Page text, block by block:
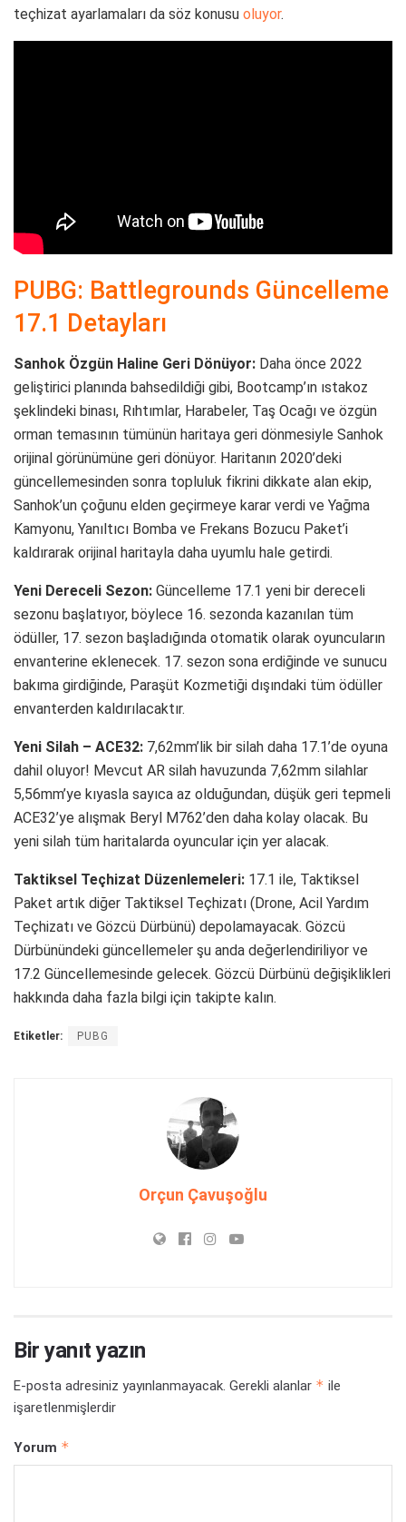
teçhizat ayarlamaları da söz konusu oluyor.
PUBG: Battlegrounds Güncelleme
17.1 Detayları
Sanhok Özgün Haline Geri Dönüyor: Daha önce 2022
geliştirici planında bahsedildiği gibi, Bootcamp’ın ıstakoz
şeklindeki binası, Rıhtımlar, Harabeler, Taş Ocağı ve özgün
orman temasının tümünün haritaya geri dönmesiyle Sanhok
orijinal görünümüne geri dönüyor. Haritanın 2020’deki
güncellemesinden sonra topluluk fikrini dikkate alan ekip,
Sanhok’un çoğunu elden geçirmeye karar verdi ve Yağma
Kamyonu, Yanıltıcı Bomba ve Frekans Bozucu Paket’i
kaldırarak orijinal haritayla daha uyumlu hale getirdi.
Yeni Dereceli Sezon: Güncelleme 17.1 yeni bir dereceli
sezonu başlatıyor, böylece 16. sezonda kazanılan tüm
ödüller, 17. sezon başladığında otomatik olarak oyuncuların
envanterine eklenecek. 17. sezon sona erdiğinde ve sunucu
bakıma girdiğinde, Paraşüt Kozmetiği dışındaki tüm ödüller
envanterden kaldırılacaktır.
Yeni Silah – ACE32: 7,62mm’lik bir silah daha 17.1’de oyuna
dahil oluyor! Mevcut AR silah havuzunda 7,62mm silahlar
5,56mm’ye kıyasla sayıca az olduğundan, düşük geri tepmeli
ACE32’ye alışmak Beryl M762’den daha kolay olacak. Bu
yeni silah tüm haritalarda oyuncular için yer alacak.
Taktiksel Teçhizat Düzenlemeleri: 17.1 ile, Taktiksel
Paket artık diğer Taktiksel Teçhizatı (Drone, Acil Yardım
Teçhizatı ve Gözcü Dürbünü) depolamayacak. Gözcü
Dürbünündeki güncellemeler şu anda değerlendiriliyor ve
17.2 Güncellemesinde gelecek. Gözcü Dürbünü değişiklikleri
hakkında daha fazla bilgi için takipte kalın.
Etiketler: PUBG
Orçun Çavuşoğlu
Bir yanıt yazın
E-posta adresiniz yayınlanmayacak. Gerekli alanlar * ile
işaretlenmişlerdir
Yorum *